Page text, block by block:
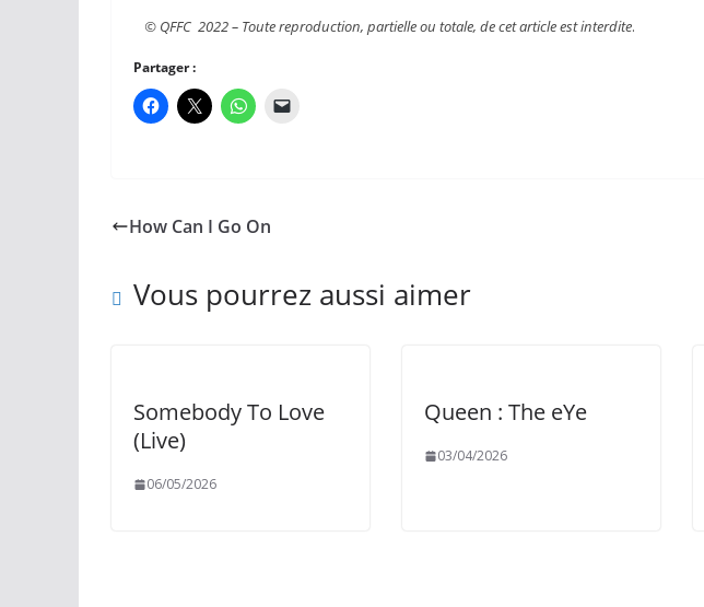
© QFFC 2022 – Toute reproduction, partielle ou totale, de cet article est interdite.
Partager :
How Can I Go On
Vous pourrez aussi aimer
Somebody To Love
(Live)
06/05/2026
Queen : The eYe
03/04/2026